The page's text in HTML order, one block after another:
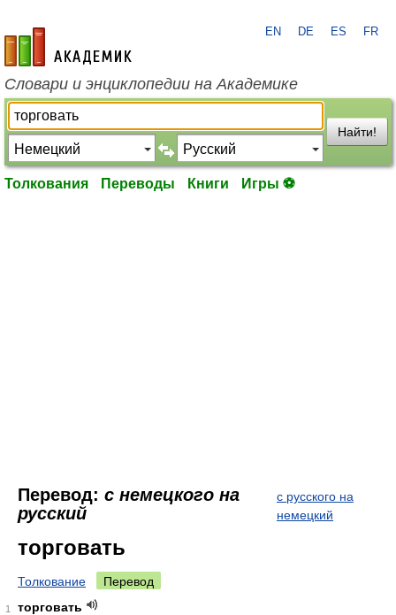
academic.ru
EN DE ES FR
Словари и энциклопедии на Академике
Найти!
Толкования Переводы Книги Игры ⚽
Перевод: с немецкого на
русский
с русского на
немецкий
торговать
Толкование Перевод
1
торговать